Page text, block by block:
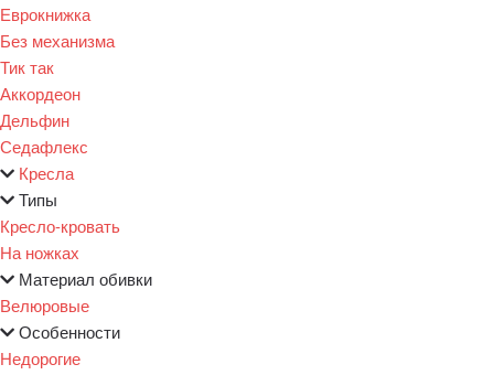
Еврокнижка
Без механизма
Тик так
Аккордеон
Дельфин
Седафлекс
Кресла
Типы
Кресло-кровать
На ножках
Материал обивки
Велюровые
Особенности
Недорогие